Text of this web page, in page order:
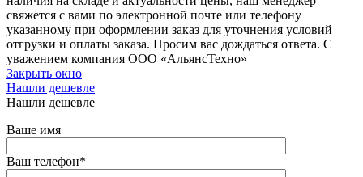
свяжется с вами по электронной почте или телефону
указанному при оформлении заказ для уточнения условий
отгрузки и оплаты заказа. Просим вас дождаться ответа. С
уважением компания ООО «АльянсТехно»
Закрыть окно
Нашли дешевле
Нашли дешевле
Ваше имя
Ваш телефон*